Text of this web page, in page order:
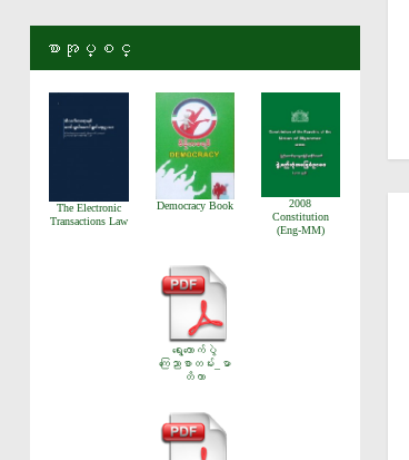
စာအုပ္စင္
The Electronic
Transactions Law
Democracy Book
2008
Constitution
(Eng-MM)
ရွေးကောက်ပွဲ
ကြေညာစာတမ်း_မာ
တိကာ